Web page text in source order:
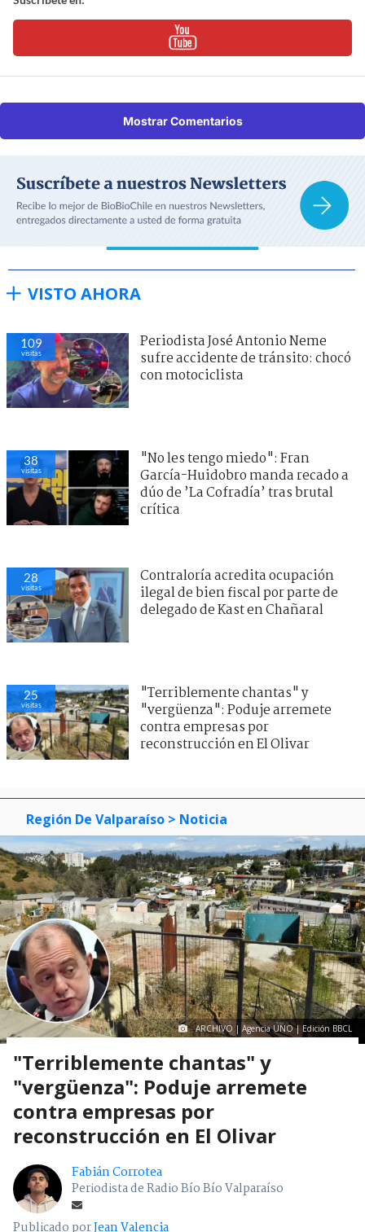
Mostrar Comentarios
VISTO AHORA
109
visitas
Periodista José Antonio Neme
sufre accidente de tránsito: chocó
con motociclista
38
visitas
"No les tengo miedo": Fran
García-Huidobro manda recado a
dúo de ’La Cofradía’ tras brutal
crítica
28
visitas
Contraloría acredita ocupación
ilegal de bien fiscal por parte de
delegado de Kast en Chañaral
25
visitas
"Terriblemente chantas" y
"vergüenza": Poduje arremete
contra empresas por
reconstrucción en El Olivar
Región De Valparaíso > Noticia
ARCHIVO | Agencia UNO | Edición BBCL
"Terriblemente chantas" y
"vergüenza": Poduje arremete
contra empresas por
reconstrucción en El Olivar
Fabián Corrotea
Periodista de Radio Bío Bío Valparaíso